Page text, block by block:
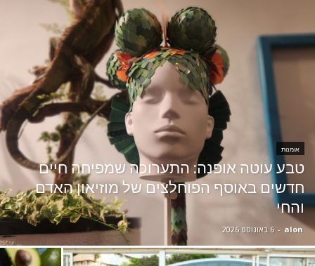
אומנות
טבע עוטה אופנה: התערוכה שמפיחה חיים
חדשים באוסף הפוחלצים של מוזיאון האדם
והחי
alon
- 6 באוגוסט 2026